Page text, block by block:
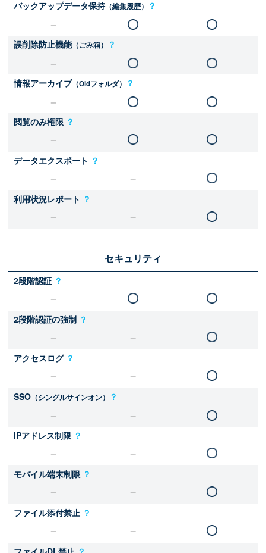
バックアップデータ保持（編集履歴） ？
誤削除防止機能（ごみ箱） ？
情報アーカイブ（Oldフォルダ） ？
閲覧のみ権限 ？
データエクスポート ？
利用状況レポート ？
セキュリティ
2段階認証 ？
2段階認証の強制 ？
アクセスログ ？
SSO （シングルサインオン） ？
IPアドレス制限 ？
モバイル端末制限 ？
ファイル添付禁止 ？